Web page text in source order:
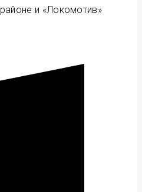
и «Локомотив»